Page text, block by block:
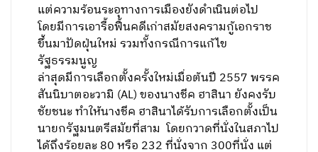
แต่ความร้อนระอุทางการเมืองยังดำเนินต่อไป
โดยมีการเอารื้อฟื้นคดีเก่าสมัยสงครามกู้เอกราช
ขึ้นมาปัดฝุ่นใหม่ รวมทั้งกรณีการแก้ไข
รัฐธรรมนูญ
ล่าสุดมีการเลือกตั้งครั้งใหม่เมื่อต้นปี 2557 พรรค
สันนิบาตอะวามิ (AL) ของนางชีค ฮาสินา ยังคงรับ
ชัยชนะ ทำให้นางชีค ฮาสินาได้รับการเลือกตั้งเป็น
นายกรัฐมนตรีสมัยที่สาม โดยกวาดที่นั่งในสภาไป
ได้ถึงร้อยละ 80 หรือ 232 ที่นั่งจาก 300ที่นั่ง แต่